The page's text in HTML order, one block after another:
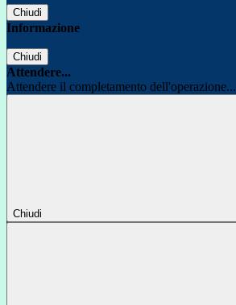
Chiudi
Informazione
Chiudi
Attendere...
Attendere il completamento dell'operazione...
Chiudi